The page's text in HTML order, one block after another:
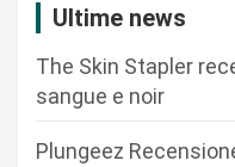
Ultime news
The Skin Stapler
sangue e noir
Plungeez